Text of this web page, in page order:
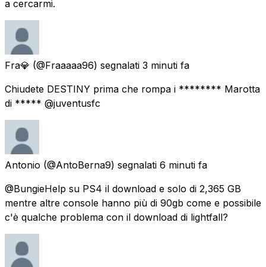
a cercarmi.
Fra💎 (@Fraaaaa96) segnalati 3 minuti fa
Chiudete DESTINY prima che rompa i ******** Marotta
di ***** @juventusfc
Antonio (@AntoBerna9) segnalati 6 minuti fa
@BungieHelp su PS4 il download e solo di 2,365 GB
mentre altre console hanno più di 90gb come e possibile
c'è qualche problema con il download di lightfall?